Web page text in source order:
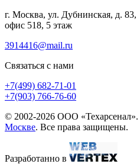
г. Москва, ул. Дубнинская, д. 83,
офис 518, 5 этаж
3914416@mail.ru
Связаться с нами
+7(499) 682-71-01
+7(903) 766-76-60
© 2002-2026 ООО «Техарсенал».
Москве. Все права защищены.
Разработанно в